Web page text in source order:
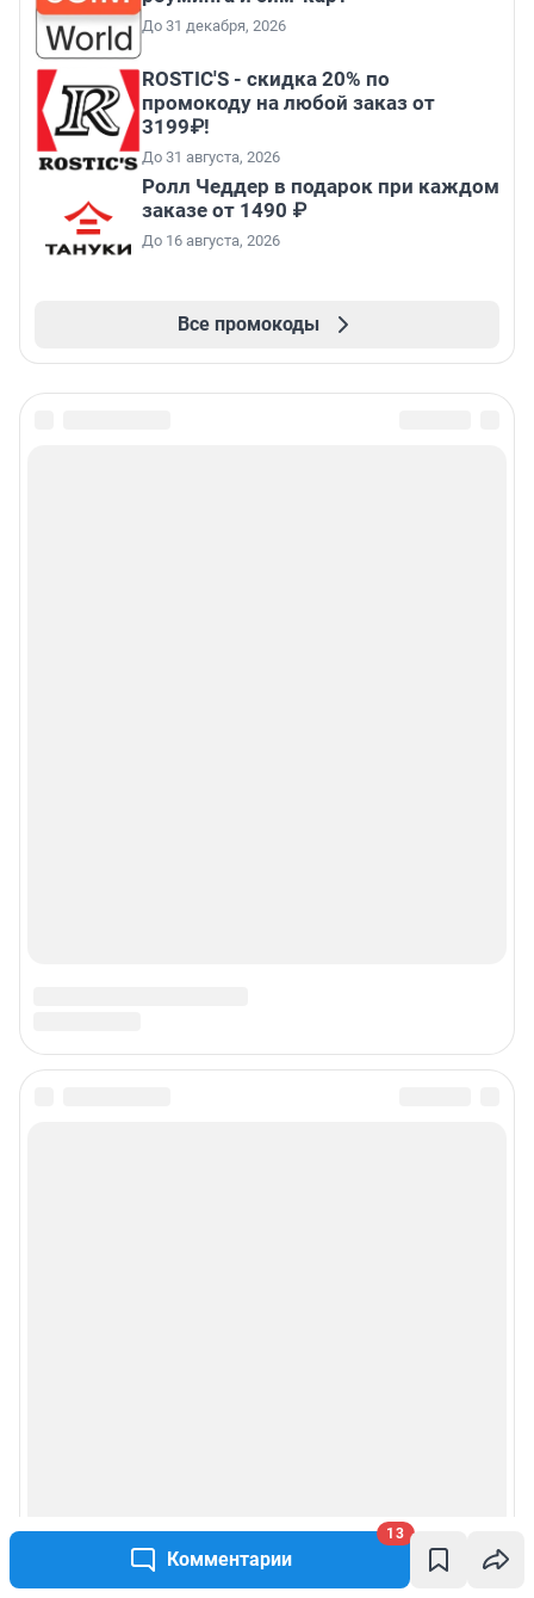
Комментарии
13
До 31 декабря, 2026
ROSTIC'S - скидка 20% по
промокоду на любой заказ от
3199₽!
До 31 августа, 2026
Ролл Чеддер в подарок при каждом
заказе от 1490 ₽
До 16 августа, 2026
Все промокоды